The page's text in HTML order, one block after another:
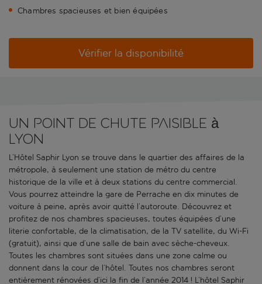
Chambres spacieuses et bien équipées
Vérifier la disponibilité
Un point de chute paisible à
Lyon
L’Hôtel Saphir Lyon se trouve dans le quartier des affaires de la
métropole, à seulement une station de métro du centre
historique de la ville et à deux stations du centre commercial.
Vous pourrez atteindre la gare de Perrache en dix minutes de
voiture à peine, après avoir quitté l’autoroute. Découvrez et
profitez de nos chambres spacieuses, toutes équipées d’une
literie confortable, de la climatisation, de la TV satellite, du Wi-Fi
(gratuit), ainsi que d’une salle de bain avec sèche-cheveux.
Toutes les chambres sont situées dans une zone calme ou
donnent dans la cour de l’hôtel. Toutes nos chambres seront
entièrement rénovées d’ici la fin de l’année 2014 ! L’hôtel Saphir